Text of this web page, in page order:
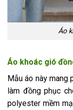
Áo
Áo khoác gió
Mẫu áo này mang
làm đồng phục
polyester mềm